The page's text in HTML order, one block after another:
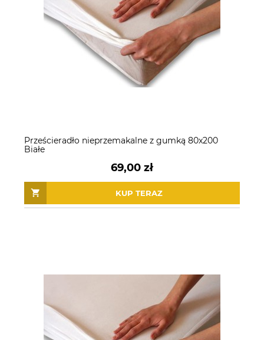
Prześcieradło nieprzemakalne z gumką 80x200
Białe
69,00 zł
KUP TERAZ